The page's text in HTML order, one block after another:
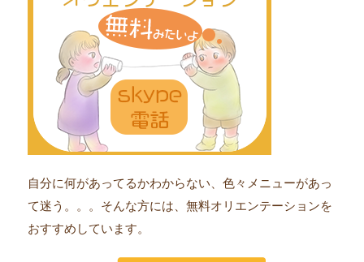
自分に何があってるかわからない、色々メニューがあっ
て迷う。。。そんな方には、無料オリエンテーションを
おすすめしています。